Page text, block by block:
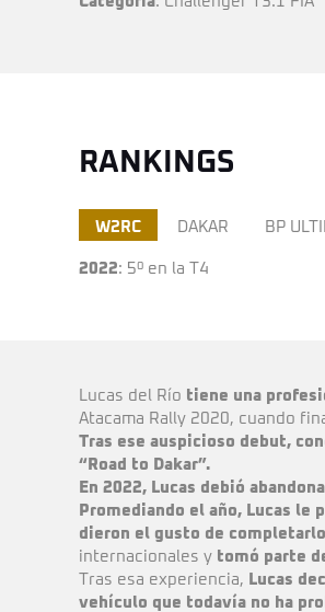
RANKINGS
W2RC DAKAR BP
2022: 5º en la T4
Lucas del Río tiene una
Atacama Rally 2020, cuando
Tras ese auspicioso debut,
“Road to Dakar”.
En 2022, Lucas debió
Promediando el año, Lucas le
dieron el gusto de
internacionales y tomó parte
Tras esa experiencia, Lucas
vehículo que todavía no ha